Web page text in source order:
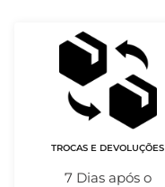
TROCAS E DEVOLUÇÕES
7 Dias após o